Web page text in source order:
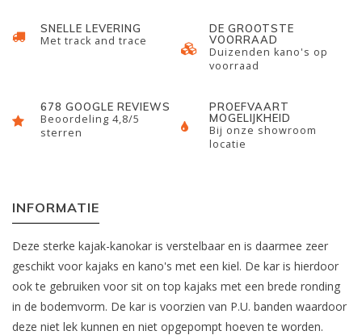
SNELLE LEVERING
Met track and trace
DE GROOTSTE
VOORRAAD
Duizenden kano's op
voorraad
678 GOOGLE REVIEWS
Beoordeling 4,8/5
sterren
PROEFVAART
MOGELIJKHEID
Bij onze showroom
locatie
INFORMATIE
Deze sterke kajak-kanokar is verstelbaar en is daarmee zeer
geschikt voor kajaks en kano's met een kiel. De kar is hierdoor
ook te gebruiken voor sit on top kajaks met een brede ronding
in de bodemvorm. De kar is voorzien van P.U. banden waardoor
deze niet lek kunnen en niet opgepompt hoeven te worden.